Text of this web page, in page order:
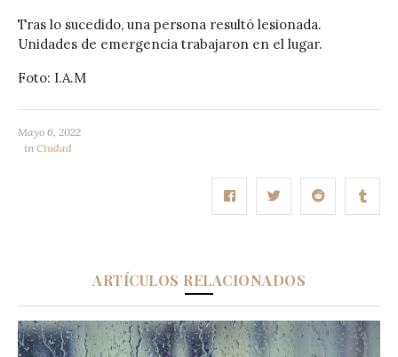
Tras lo sucedido, una persona resultó lesionada.
Unidades de emergencia trabajaron en el lugar.
Foto: I.A.M
Mayo 6, 2022
in Ciudad
ARTÍCULOS RELACIONADOS